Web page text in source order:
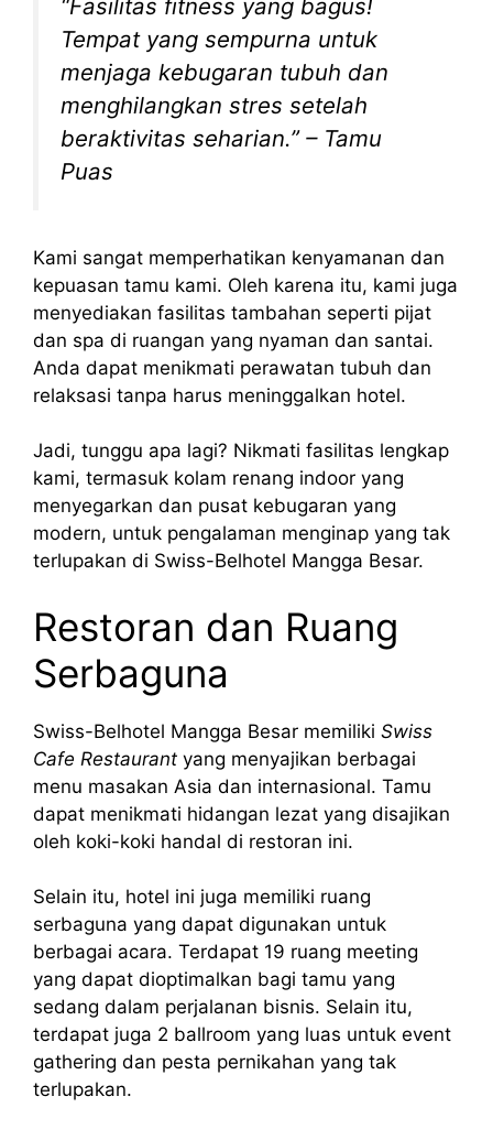
“Fasilitas fitness yang bagus!
Tempat yang sempurna untuk
menjaga kebugaran tubuh dan
menghilangkan stres setelah
beraktivitas seharian.” – Tamu
Puas
Kami sangat memperhatikan kenyamanan dan
kepuasan tamu kami. Oleh karena itu, kami juga
menyediakan fasilitas tambahan seperti pijat
dan spa di ruangan yang nyaman dan santai.
Anda dapat menikmati perawatan tubuh dan
relaksasi tanpa harus meninggalkan hotel.
Jadi, tunggu apa lagi? Nikmati fasilitas lengkap
kami, termasuk kolam renang indoor yang
menyegarkan dan pusat kebugaran yang
modern, untuk pengalaman menginap yang tak
terlupakan di Swiss-Belhotel Mangga Besar.
Restoran dan Ruang
Serbaguna
Swiss-Belhotel Mangga Besar memiliki Swiss
Cafe Restaurant yang menyajikan berbagai
menu masakan Asia dan internasional. Tamu
dapat menikmati hidangan lezat yang disajikan
oleh koki-koki handal di restoran ini.
Selain itu, hotel ini juga memiliki ruang
serbaguna yang dapat digunakan untuk
berbagai acara. Terdapat 19 ruang meeting
yang dapat dioptimalkan bagi tamu yang
sedang dalam perjalanan bisnis. Selain itu,
terdapat juga 2 ballroom yang luas untuk event
gathering dan pesta pernikahan yang tak
terlupakan.